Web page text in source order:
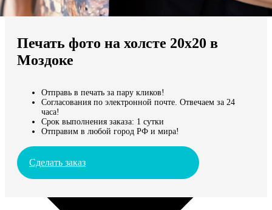
Мы доставляем по всему миру
Продолжить без города
Печать фото на холсте 20х20 в
Моздоке
Отправь в печать за пару кликов!
Согласования по электронной почте. Отвечаем за 24
часа!
Срок выполнения заказа: 1 сутки
Отправим в любой город РФ и мира!
Сделать заказ